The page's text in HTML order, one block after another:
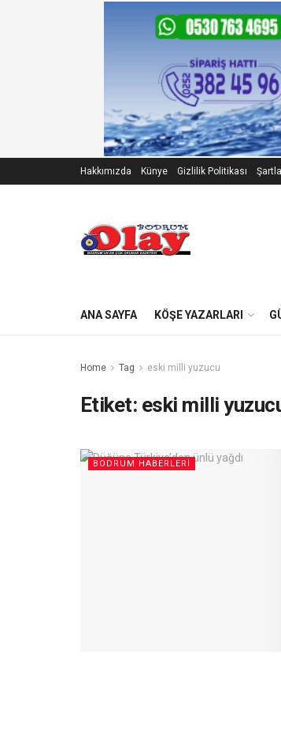
Hakkımızda Künye Gizlilik Politikası
ANA SAYFA KÖŞE YAZARLARI
Home Tag eski milli yuzucu
Etiket: eski milli
BODRUM HABERLERI